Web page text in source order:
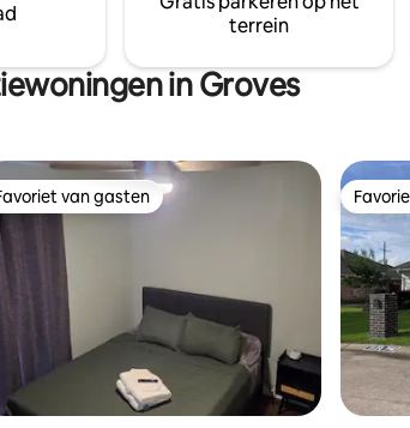
terrein
in Groves
van gasten
van gasten